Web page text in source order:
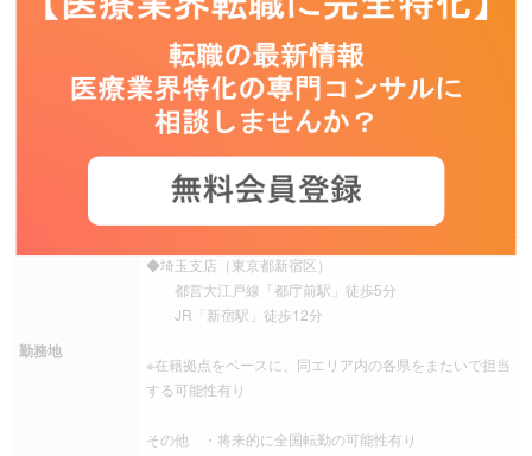
福利厚生
所、福利厚生サービス加入
いての支援体制があります
・子育てサポートに積極的に取り組んでいる企業とし
て「くるみん認定」取得
・育休復帰支援セミナーを開催
・男性社員の育児休業の取得を奨励
・専門講師による「介護セミナー」の開催や家族の同
席も可能な「介護個別相談会」の開催などあり
勤務地
◆埼玉支店（東京都新宿区）
都営大江戸線「都庁前駅」徒歩5分
JR「新宿駅」徒歩12分
※在籍拠点をベースに、同エリア内の各県をまたいで担当
する可能性有り
その他 ・将来的に全国転勤の可能性有り